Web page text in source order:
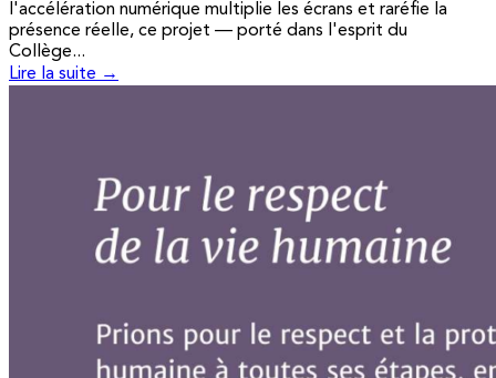
l'accélération numérique multiplie les écrans et raréfie la
présence réelle, ce projet — porté dans l'esprit du
Collège...
Lire la suite →